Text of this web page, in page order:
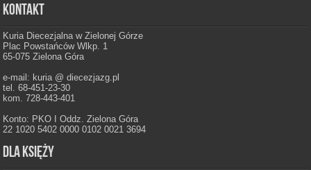
Kontakt
Kuria Diecezjalna w Zielonej Górze
Plac Powstańców Wlkp. 1
65-075 Zielona Góra
e-mail: kuria @ diecezjazg.pl
tel. 68-451-23-30
kom. 728-443-401
Konto: PKO I Oddz. Zielona Góra
22 1020 5402 0000 0102 0021 3694
Dla księży